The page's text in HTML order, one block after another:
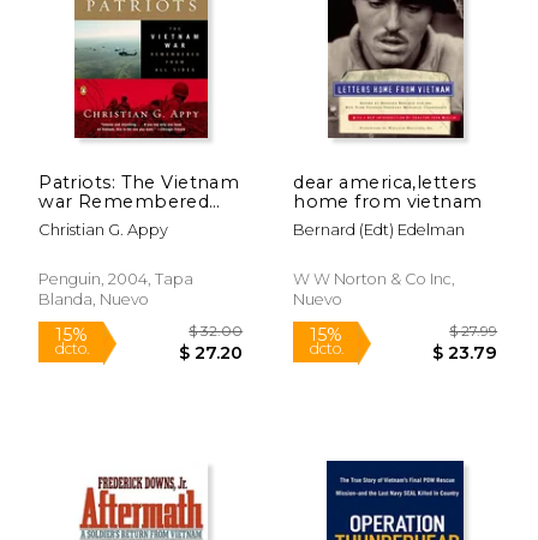
15%
dcto. $ 12.75
15%
dcto.
Patriots: The Vietnam
war Remembered
From all Sides (en
Inglés)
Christian G. Appy
Penguin, 2004, Tapa
Blanda, Nuevo
dear america,letters
home from vietnam
Bernard (edt) Edelman
W W Norton & Co Inc,
Nuevo